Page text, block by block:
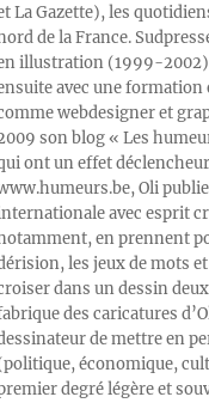
La Gazette), les
de la France.
illustration (1999-2002)
avec une formation
webdesigner et
son blog « Les
ont un effet
Oli
avec esprit
en prennent
les jeux de mots
dans un dessin
des caricatures
de mettre en
économique,
degré légère et